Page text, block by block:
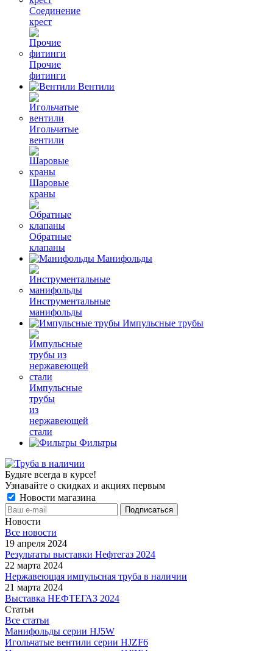
Соединение
крест
Прочие
фитинги
Вентили
Игольчатые
вентили
Шаровые
краны
Обратные
клапаны
Манифольды
Инструментальные
манифольды
Импульсные трубы
Импульсные
трубы
из
нержавеющей
стали
Фильтры
Будьте всегда в курсе!
Узнавайте о скидках и акциях первым
Новости магазина
Новости
Все новости
19 апреля 2024
Результаты выставки Нефтегаз 2024
22 марта 2024
Нержавеющая импульсная труба в наличии
21 марта 2024
Выставка НЕФТЕГАЗ 2024
Статьи
Все статьи
Манифольды серии HJ5W
Игольчатые вентили серии HJZF6